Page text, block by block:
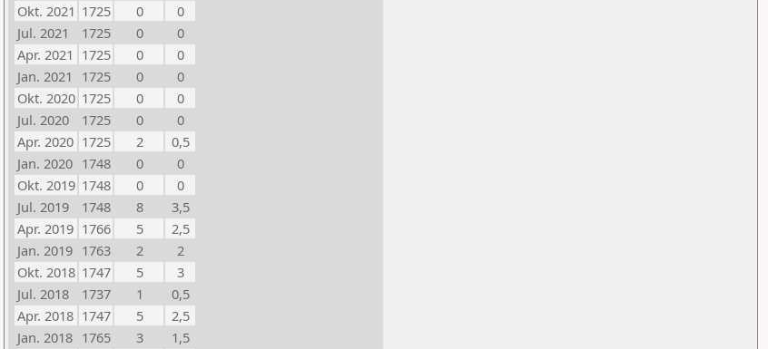
Okt. 2021 1725 0
0
Jul. 2021
1725 0
0
Apr. 2021 1725 0
0
Jan. 2021
1725 0
0
Okt. 2020 1725 0
0
Jul. 2020
1725 0
0
Apr. 2020 1725 2
0,5
Jan. 2020 1748 0
0
Okt. 2019 1748 0
0
Jul. 2019
1748 8
3,5
Apr. 2019 1766 5
2,5
Jan. 2019 1763 2
2
Okt. 2018 1747 5
3
Jul. 2018
1737 1
0,5
Apr. 2018 1747 5
2,5
Jan. 2018 1765 3
1,5